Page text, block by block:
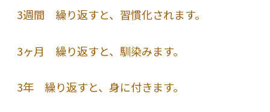
3週間 繰り返すと、習慣化されます。
3ヶ月 繰り返すと、馴染みます。
3年 繰り返すと、身に付きます。